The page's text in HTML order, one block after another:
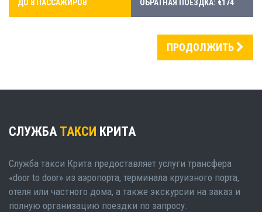
ДО 8 ПАССАЖИРОВ
ОБРАТНАЯ ПОЕЗДКА: €174
ПРОДОЛЖИТЬ
СЛУЖБА ТАКСИ КРИТА
Служба такси Крита предоставляет услуги трансфера
«door to door» из аэропорта, терминала круизного порта,
отеля или частного дома, а также экскурсии на заказ и
полную организацию поездки по запросу.